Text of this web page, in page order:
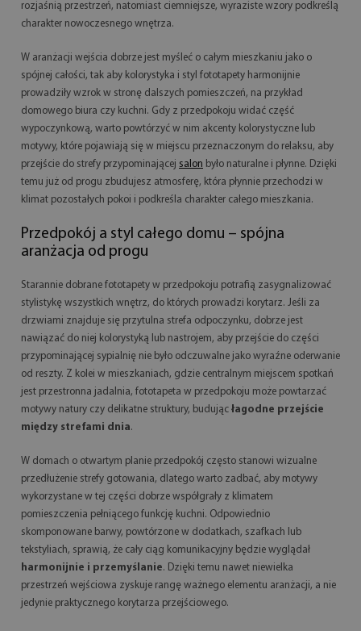
rozjaśnią przestrzeń, natomiast ciemniejsze, wyraziste wzory podkreślą
charakter nowoczesnego wnętrza.
W aranżacji wejścia dobrze jest myśleć o całym mieszkaniu jako o
spójnej całości, tak aby kolorystyka i styl fototapety harmonijnie
prowadziły wzrok w stronę dalszych pomieszczeń, na przykład
domowego biura czy kuchni. Gdy z przedpokoju widać część
wypoczynkową, warto powtórzyć w nim akcenty kolorystyczne lub
motywy, które pojawiają się w miejscu przeznaczonym do relaksu, aby
przejście do strefy przypominającej salon było naturalne i płynne. Dzięki
temu już od progu zbudujesz atmosferę, która płynnie przechodzi w
klimat pozostałych pokoi i podkreśla charakter całego mieszkania.
Przedpokój a styl całego domu – spójna
aranżacja od progu
Starannie dobrane fototapety w przedpokoju potrafią zasygnalizować
stylistykę wszystkich wnętrz, do których prowadzi korytarz. Jeśli za
drzwiami znajduje się przytulna strefa odpoczynku, dobrze jest
nawiązać do niej kolorystyką lub nastrojem, aby przejście do części
przypominającej sypialnię nie było odczuwalne jako wyraźne oderwanie
od reszty. Z kolei w mieszkaniach, gdzie centralnym miejscem spotkań
jest przestronna jadalnia, fototapeta w przedpokoju może powtarzać
motywy natury czy delikatne struktury, budując łagodne przejście
między strefami dnia.
W domach o otwartym planie przedpokój często stanowi wizualne
przedłużenie strefy gotowania, dlatego warto zadbać, aby motywy
wykorzystane w tej części dobrze współgrały z klimatem
pomieszczenia pełniącego funkcję kuchni. Odpowiednio
skomponowane barwy, powtórzone w dodatkach, szafkach lub
tekstyliach, sprawią, że cały ciąg komunikacyjny będzie wyglądał
harmonijnie i przemyślanie. Dzięki temu nawet niewielka
przestrzeń wejściowa zyskuje rangę ważnego elementu aranżacji, a nie
jedynie praktycznego korytarza przejściowego.